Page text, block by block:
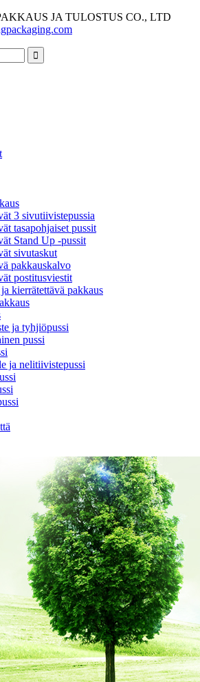
JA TULOSTUS CO., LTD
3 sivutiivistepussia
tasapohjaiset pussit
Stand Up -pussit
sivutaskut
pakkauskalvo
postitusviestit
kierrätettävä pakkaus
ja tyhjiöpussi
pussi
ja nelitiivistepussi